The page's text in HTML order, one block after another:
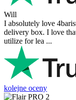
Will
I absolutely love
delivery box. I love
utilize for lea ...
kolejne oceny